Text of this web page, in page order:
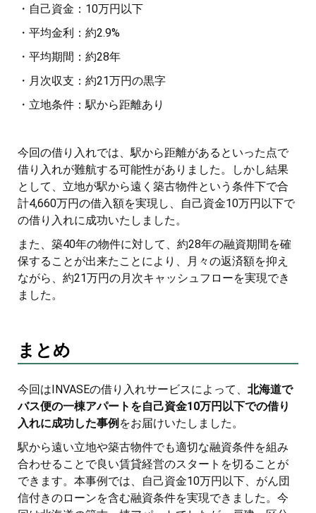
・自己資金：10万円以下
・平均金利：約2.9%
・平均期間：約28年
・月次収支：約21万円の黒字
・立地条件：駅から距離あり
今回の借り入れでは、駅から距離があるといった点で
借り入れが難航する可能性がありました。しかし結果
として、立地が駅から遠く築古物件という条件下で合
計4,660万円の借入額を実現し、自己資金10万円以下で
の借り入れに成功いたしました。
また、築40年の物件に対して、約28年の融資期間を確
保することが出来たことにより、月々の返済額を抑え
ながら、約21万円の月次キャッシュフローを実現でき
ました。
まとめ
今回はINVASEの借り入れサービスによって、 北海道で
バス便の一棟アパートを自己資金10万円以下での借り
入れに成功した事例 をお届けいたしました。
駅から遠い立地や築古物件でも適切な融資条件を組み
合わせることで良い賃貸経営のスタートを切ることが
できます。本事例では、自己資金10万円以下、がん団
信付きのローンを含む融資条件を実現できました。今